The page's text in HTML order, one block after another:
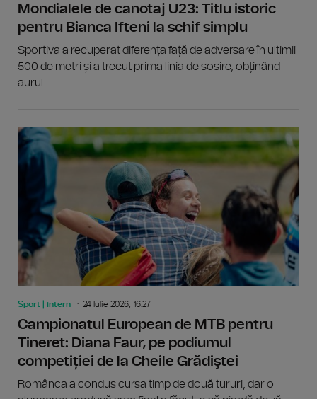
Mondialele de canotaj U23: Titlu istoric
pentru Bianca Ifteni la schif simplu
Sportiva a recuperat diferența față de adversare în ultimii
500 de metri și a trecut prima linia de sosire, obținând
aurul...
Sport | intern 24 Iulie 2026, 16:27
Campionatul European de MTB pentru
Tineret: Diana Faur, pe podiumul
competiției de la Cheile Grădiştei
Românca a condus cursa timp de două tururi, dar o